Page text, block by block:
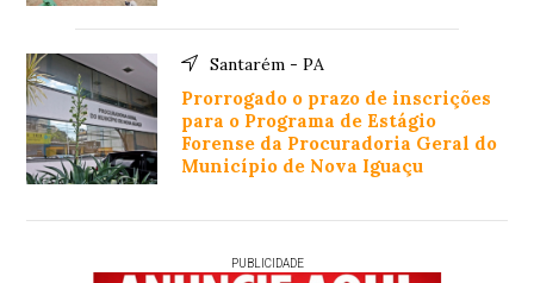
Santarém - PA
Prorrogado o prazo de inscrições
para o Programa de Estágio
Forense da Procuradoria Geral do
Município de Nova Iguaçu
PUBLICIDADE